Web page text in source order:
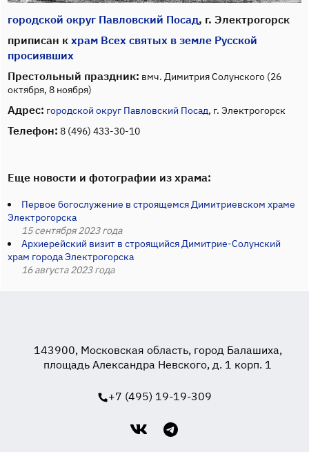
городской округ Павловский Посад, г. Электрогорск
приписан к храм Всех святых в земле Русской
просиявших
Престольный праздник: вмч. Димитрия Солунского (26
октября, 8 ноября)
Адрес: городской округ Павловский Посад, г. Электрогорск
Телефон: 8 (496) 433-30-10
Еще новости и фотографии из храма:
Первое богослужение в строящемся Димитриевском храме
Электрогорска
15 сентября 2023 года
Архиерейский визит в строящийся Димитрие-Солунский
храм города Электрогорска
16 августа 2023 года
143900, Московская область, город Балашиха,
площадь Александра Невского, д. 1 корп. 1
+7 (495) 19-19-309